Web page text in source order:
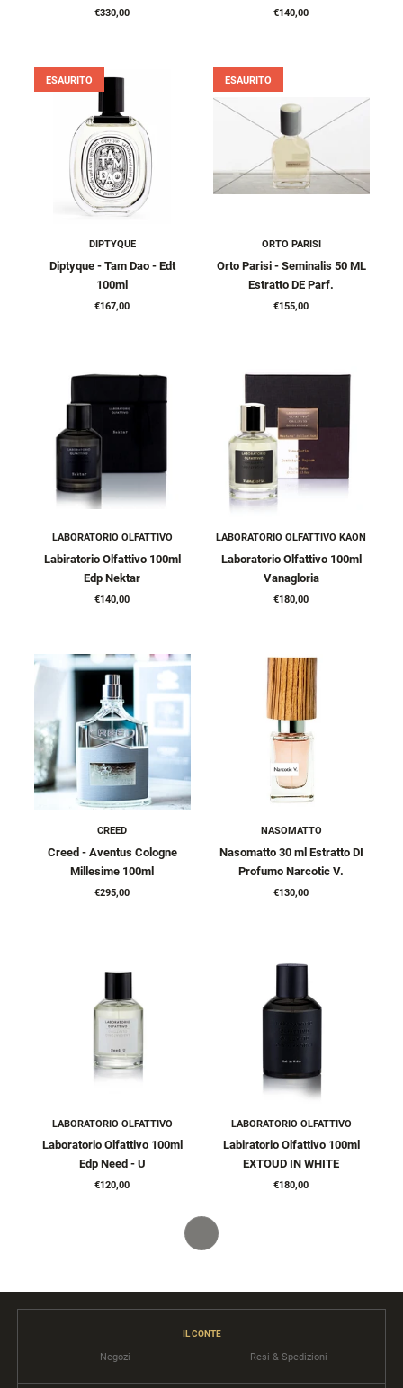
€330,00 €140,00
ESAURITO
DIPTYQUE
Diptyque - Tam Dao - Edt
100ml
€167,00
ESAURITO
ORTO PARISI
Orto Parisi - Seminalis 50 ML
Estratto DE Parf.
€155,00
LABORATORIO OLFATTIVO
Labiratorio Olfattivo 100ml
Edp Nektar
€140,00
LABORATORIO OLFATTIVO KAON
Laboratorio Olfattivo 100ml
Vanagloria
€180,00
CREED
Creed - Aventus Cologne
Millesime 100ml
€295,00
NASOMATTO
Nasomatto 30 ml Estratto DI
Profumo Narcotic V.
€130,00
LABORATORIO OLFATTIVO
Laboratorio Olfattivo 100ml
Edp Need - U
€120,00
LABORATORIO OLFATTIVO
Labiratorio Olfattivo 100ml
EXTOUD IN WHITE
€180,00
IL CONTE
Negozi Resi & Spedizioni